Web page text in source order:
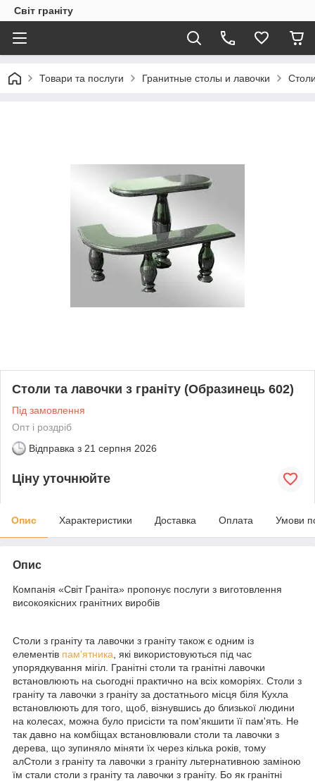
Світ граніту
Товари та послуги Гранитные столы и лавочки
Столи та лавочки з граніту (Образинець 602)
Під замовлення
Опт і роздріб
Відправка з 21 серпня 2026
Ціну уточнюйте
Опис Характеристики Доставка Оплата Умови
Опис
Компанія «Світ Граніта» пропонує послуги з виготовлення
високоякісних гранітних виробів
Столи з граніту та лавочки з граніту також є одним із
елементів пам'ятника , які використовуються під час
упорядкування мігіл. Гранітні столи та гранітні лавочки
встановлюють на сьогодні практично на всіх коморіях. Столи з
граніту та лавочки з граніту за достатнього місця біля Кухла
встановлюють для того, щоб, візнувшись до близької людини
на колесах, можна було присісти та пом'якшити її пам'ять. Не
так давно на комбіщах встановлювали столи та лавочки з
дерева, що зупиняло міняти їх через кілька років, тому
алСтоли з граніту та лавочки з граніту льтернативною заміною
їм стали столи з граніту та лавочки з граніту. Бо як гранітні